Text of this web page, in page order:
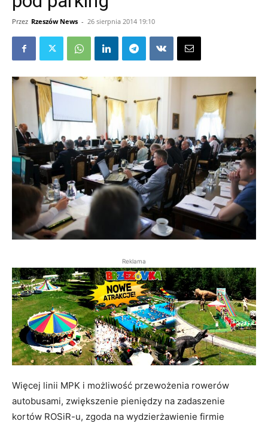
Przez Rzeszów News - 26 sierpnia 2014 19:10
Reklama
Więcej linii MPK i możliwość przewożenia rowerów
autobusami, zwiększenie pieniędzy na zadaszenie
kortów ROSiR-u, zgoda na wydzierżawienie firmie